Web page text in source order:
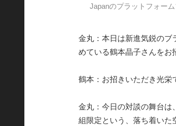
Japanのプラットフォー
金丸：本日は新進気鋭の
めている鶴本晶子さんをお
鶴本：お招きいただき光栄
金丸：今日の対談の舞台
組限定という、落ち着いた